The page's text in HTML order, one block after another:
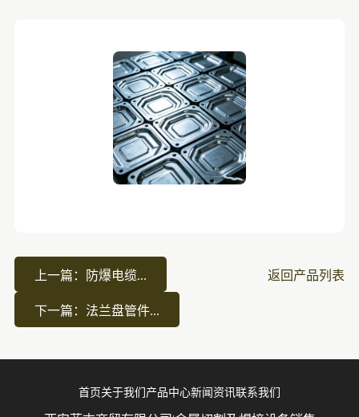
上一篇：防爆电缆... 返回产品列表
下一篇：法兰盘管件...
首页 关于我们 产品中心新闻资讯联系我们